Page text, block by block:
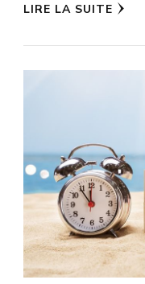
LIRE LA SUITE